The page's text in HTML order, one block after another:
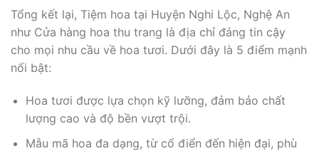
Tổng kết lại, Tiệm hoa tại Huyện Nghi Lộc, Nghệ An
như Cửa hàng hoa thu trang là địa chỉ đáng tin cậy
cho mọi nhu cầu về hoa tươi. Dưới đây là 5 điểm mạnh
nổi bật:
Hoa tươi được lựa chọn kỹ lưỡng, đảm bảo chất
lượng cao và độ bền vượt trội.
Mẫu mã hoa đa dạng, từ cổ điển đến hiện đại, phù